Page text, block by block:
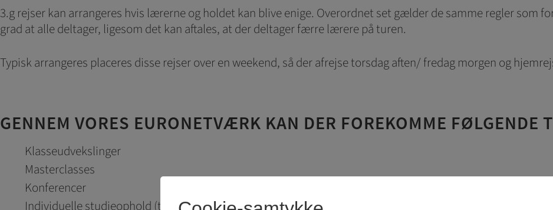
3.g rejser kan arrangeres hvis lærerne og holdet kan blive enige. Overordnet set gælder de samme regler som
grad at alle deltager, ligesom det kan aftales, at der deltager færre lærere på turen.
Typisk arrangeres placeres disse rejser over en weekend, så der afrejse torsdag aften/ fredag morgen og
GENNEM VORES EURONETVÆRK KAN DER FOREKOMME FØLGENDE
Klasseudvekslinger
Masterclasses
Konferencer
Individuelle studieophold (typisk sprog)